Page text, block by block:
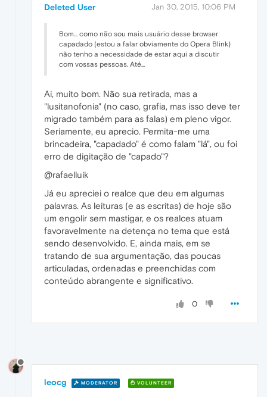
Deleted User Jan 30, 2015, 10:06 PM
Bom... como não sou mais usuário desse browser
capadado (estou a falar obviamente do Opera Blink)
não tenho a necessidade de estar aqui a discutir
com vossas pessoas. Até...
Ai, muito bom. Não sua retirada, mas a
"lusitanofonia" (no caso, grafia, mas isso deve ter
migrado também para as falas) em pleno vigor.
Seriamente, eu aprecio. Permita-me uma
brincadeira, "capadado" é como falam "lá", ou foi
erro de digitação de "capado"?
@rafaelluik
Já eu apreciei o realce que deu em algumas
palavras. As leituras (e as escritas) de hoje são
um engolir sem mastigar, e os realces atuam
favoravelmente na detença no tema que está
sendo desenvolvido. E, ainda mais, em se
tratando de sua argumentação, das poucas
articuladas, ordenadas e preenchidas com
conteúdo abrangente e significativo.
0
leocg MODERATOR VOLUNTEER